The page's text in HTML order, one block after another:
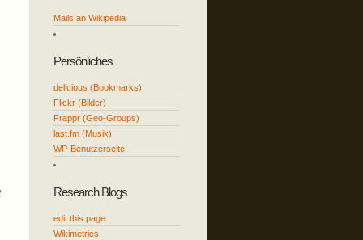
Mails an Wikipedia
Persönliches
delicious (Bookmarks)
Flickr (Bilder)
Frappr (Geo-Groups)
last.fm (Musik)
WP-Benutzerseite
Research Blogs
edit this page
Wikimetrics